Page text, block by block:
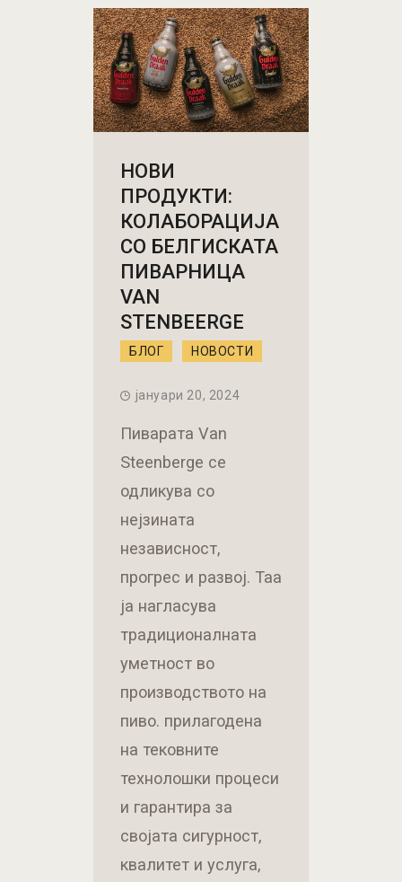
НОВИ
ПРОДУКТИ:
КОЛАБОРАЦИЈА
СО БЕЛГИСКАТА
ПИВАРНИЦА
VAN
STENBEERGE
БЛОГ НОВОСТИ
јануари 20, 2024
Пиварата Van
Steenberge се
одликува со
нејзината
независност,
прогрес и развој. Таа
ја нагласува
традиционалната
уметност во
производството на
пиво. прилагодена
на тековните
технолошки процеси
и гарантира за
својата сигурност,
квалитет и услуга,